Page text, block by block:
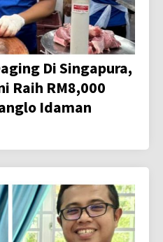
Di Singapura,
Raih RM8,000
Idaman